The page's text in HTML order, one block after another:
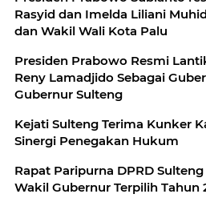
Rasyid dan Imelda Liliani
dan Wakil Wali Kota Palu
Presiden Prabowo Resmi
Reny Lamadjido Sebagai
Gubernur Sulteng
Kejati Sulteng Terima Kunker
Sinergi Penegakan Hukum
Rapat Paripurna DPRD
Wakil Gubernur Terpilih Tahun